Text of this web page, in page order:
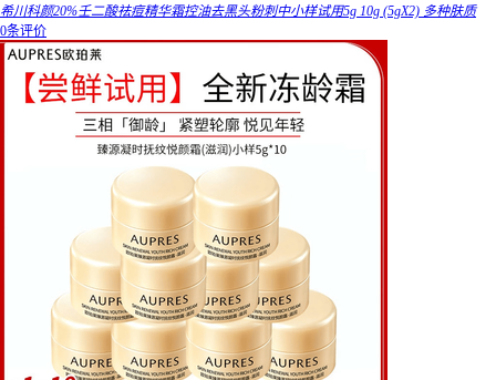
希川科颜20%壬二酸祛痘精华霜控油去黑头粉刺中小样试用5g 10g (5gX2) 多种肤质
0条评价